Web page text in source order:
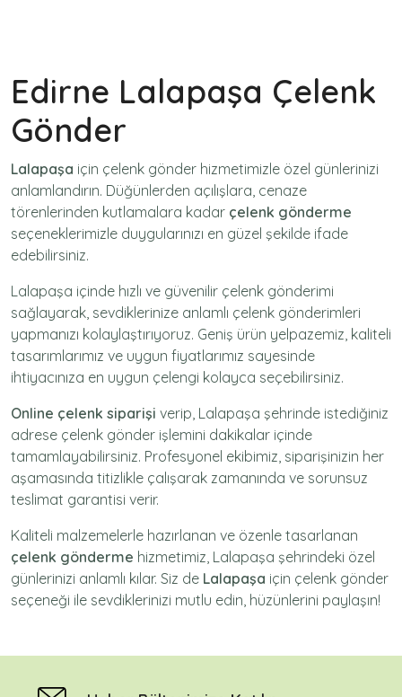
Edirne Lalapaşa Çelenk
Gönder
Lalapaşa için çelenk gönder hizmetimizle özel günlerinizi
anlamlandırın. Düğünlerden açılışlara, cenaze
törenlerinden kutlamalara kadar çelenk gönderme
seçeneklerimizle duygularınızı en güzel şekilde ifade
edebilirsiniz.
Lalapaşa içinde hızlı ve güvenilir çelenk gönderimi
sağlayarak, sevdiklerinize anlamlı çelenk gönderimleri
yapmanızı kolaylaştırıyoruz. Geniş ürün yelpazemiz, kaliteli
tasarımlarımız ve uygun fiyatlarımız sayesinde
ihtiyacınıza en uygun çelengi kolayca seçebilirsiniz.
Online çelenk siparişi verip, Lalapaşa şehrinde istediğiniz
adrese çelenk gönder işlemini dakikalar içinde
tamamlayabilirsiniz. Profesyonel ekibimiz, siparişinizin her
aşamasında titizlikle çalışarak zamanında ve sorunsuz
teslimat garantisi verir.
Kaliteli malzemelerle hazırlanan ve özenle tasarlanan
çelenk gönderme hizmetimiz, Lalapaşa şehrindeki özel
günlerinizi anlamlı kılar. Siz de Lalapaşa için çelenk gönder
seçeneği ile sevdiklerinizi mutlu edin, hüzünlerini paylaşın!